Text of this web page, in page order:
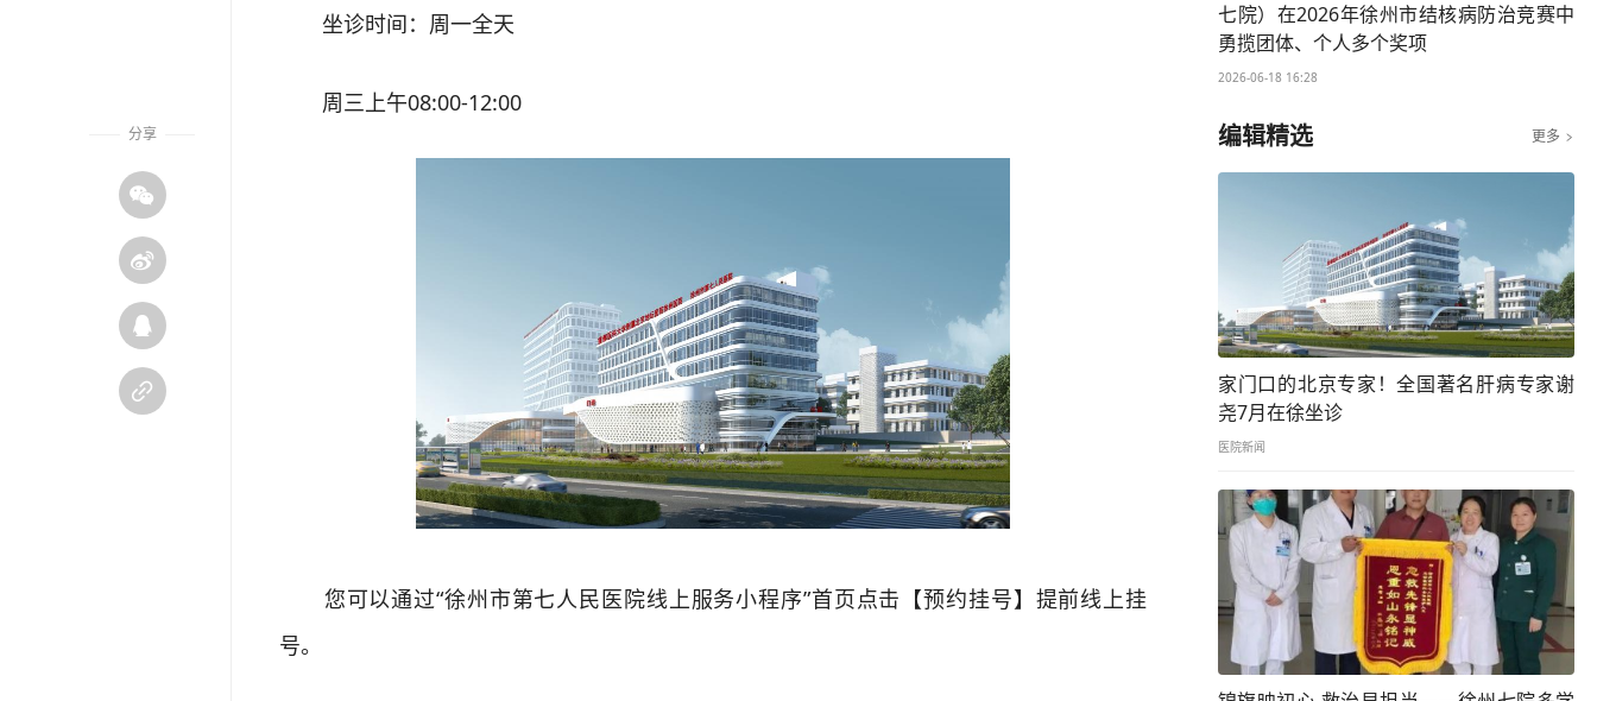
分享




坐诊时间：周一全天
周三上午08:00-12:00
您可以通过“徐州市第七人民医院线上服务小程序”首页点击【预约挂号】提前线上挂
号。
七院）在2026年徐州市结核病防治竞赛中
勇揽团体、个人多个奖项
2026-06-18 16:28
编辑精选 更多 
家门口的北京专家！全国著名肝病专家谢
尧7月在徐坐诊
医院新闻